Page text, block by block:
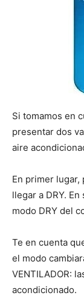
Si tomamos en
presentar dos
aire
En primer lugar,
llegar a DRY.
modo DRY del
Te en cuenta
el modo
VENTILADOR:
acondicionado.